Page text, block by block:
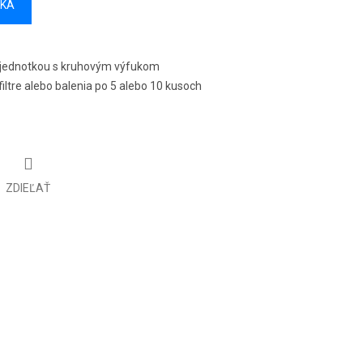
s kruhovým výfukom
alebo balenia po 5 alebo 10 kusoch
ZDIEĽAŤ